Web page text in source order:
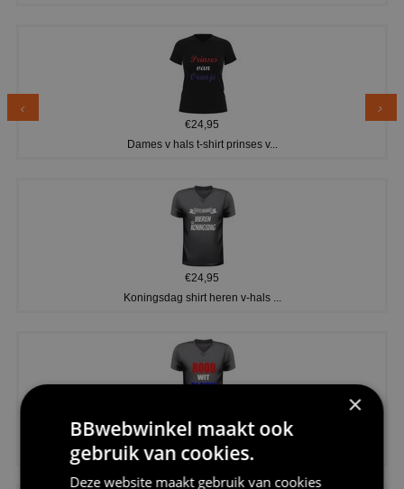
€24,95
Dames v hals t-shirt prinses v...
€24,95
Koningsdag shirt heren v-hals ...
€24,95
V-hals shirt rood wit blauw st...
×
BBwebwinkel maakt ook
gebruik van cookies.
Deze website maakt gebruik van cookies